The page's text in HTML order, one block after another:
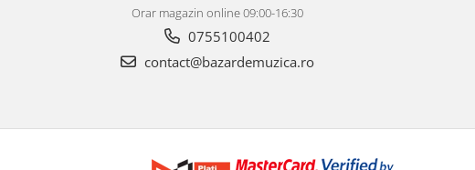
Orar magazin online 09:00-16:30
0755100402
contact@bazardemuzica.ro